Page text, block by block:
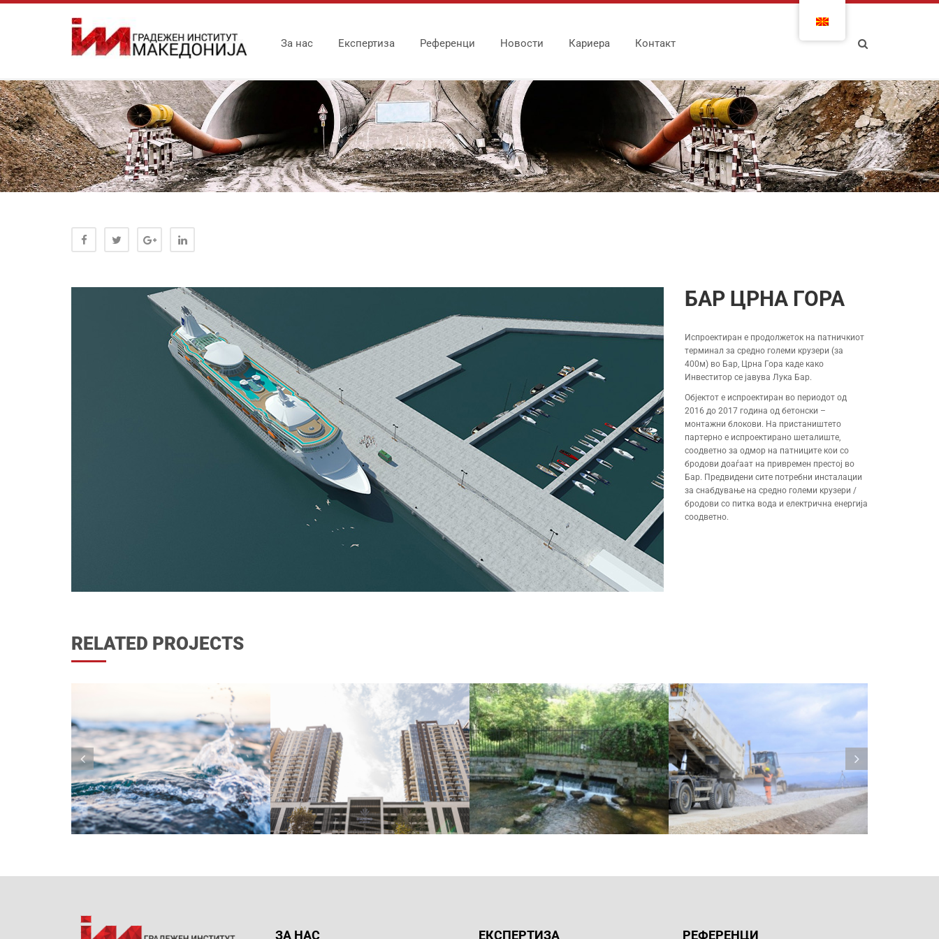
За нас Експертиза Референци Новости Кариера Контакт
БАР ЦРНА ГОРА
Испроектиран е продолжеток на патничкиот
терминал за средно големи крузери (за
400м) во Бар, Црна Гора каде како
Инвеститор се јавува Лука Бар.
Објектот е испроектиран во периодот од
2016 до 2017 година од бетонски –
монтажни блокови. На пристаништето
партерно е испроектирано шеталиште,
соодветно за одмор на патниците кои со
бродови доаѓаат на привремен престој во
Бар. Предвидени сите потребни инсталации
за снабдување на средно големи крузери /
бродови со питка вода и електрична енергија
соодветно.
RELATED PROJECTS
ЗА НАС ЕКСПЕРТИЗА РЕФЕРЕНЦИ